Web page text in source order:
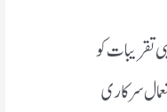
تقریبات کو
سرکاری